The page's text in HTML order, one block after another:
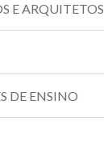
E ARQUITETOS
DE ENSINO